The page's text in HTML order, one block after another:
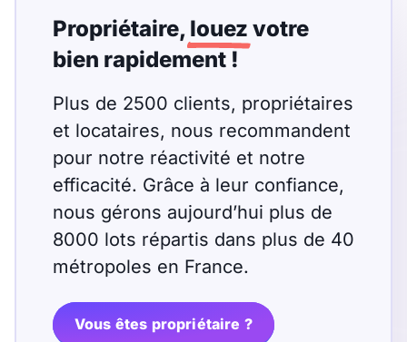
Propriétaire, louez votre
bien rapidement !
Plus de 2500 clients, propriétaires
et locataires, nous recommandent
pour notre réactivité et notre
efficacité. Grâce à leur confiance,
nous gérons aujourd’hui plus de
8000 lots répartis dans plus de 40
métropoles en France.
Vous êtes propriétaire ?